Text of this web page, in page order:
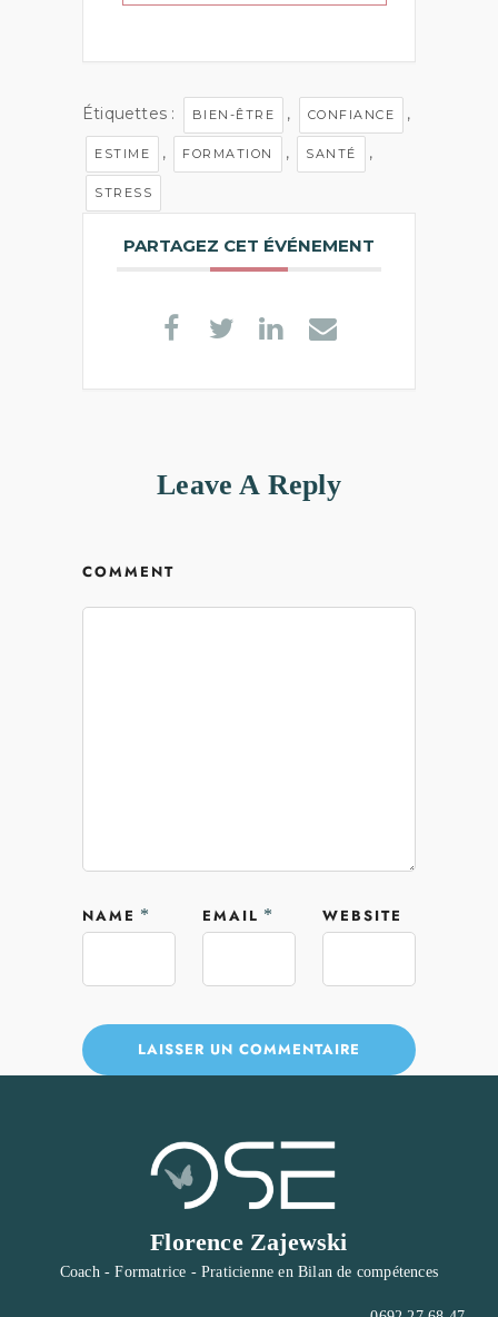
Étiquettes : BIEN-ÊTRE , CONFIANCE ,
ESTIME , FORMATION , SANTÉ ,
STRESS
PARTAGEZ CET ÉVÉNEMENT
Leave A Reply
COMMENT
NAME * EMAIL * WEBSITE
Florence Zajewski
Coach - Formatrice - Praticienne en Bilan de compétences